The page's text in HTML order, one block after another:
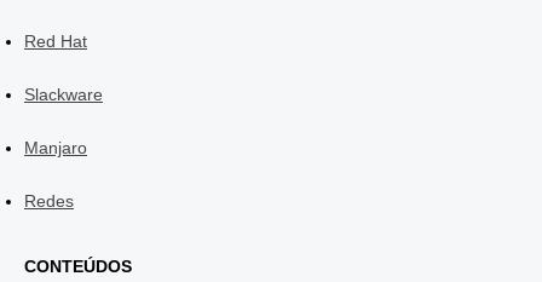
Red Hat
Slackware
Manjaro
Redes
CONTEÚDOS